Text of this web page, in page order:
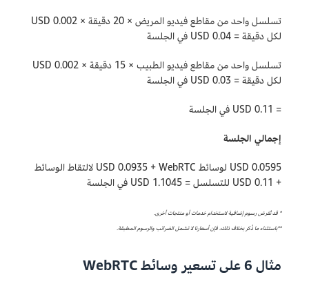
تسلسل واحد من مقاطع فيديو المريض × 20 دقيقة × 0.002 USD
لكل دقيقة = 0.04 USD في الجلسة
تسلسل واحد من مقاطع فيديو الطبيب × 15 دقيقة × 0.002 USD
لكل دقيقة = 0.03 USD في الجلسة
= 0.11 USD في الجلسة
إجمالي الجلسة
0.0595 USD لوسائط WebRTC‏ + 0.0935 USD لالتقاط الوسائط
+ 0.11 USD للتسلسل = 1.1045 USD في الجلسة
* قد تُفرض رسوم إضافية لاستخدام خدمات أو منتجات أخرى.
**باستثناء ما ذُكر بخلاف ذلك، فإن أسعارنا لا تشمل الضرائب والرسوم المطبقة.
مثال 6 على تسعير وسائط WebRTC